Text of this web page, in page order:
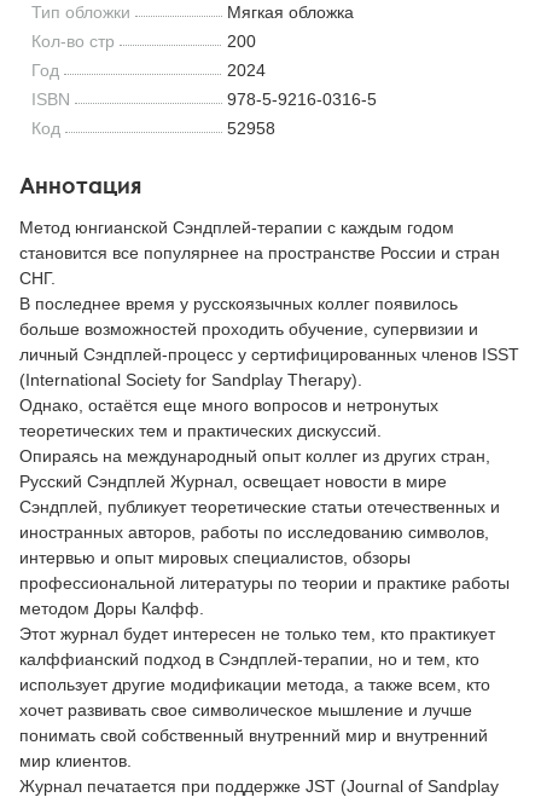
Тип обложки
Мягкая обложка
Кол-во стр
200
Год
2024
ISBN
978-5-9216-0316-5
Код
52958
Аннотация
Метод юнгианской Сэндплей-терапии с каждым годом
становится все популярнее на пространстве России и стран
СНГ.
В последнее время у русскоязычных коллег появилось
больше возможностей проходить обучение, супервизии и
личный Сэндплей-процесс у сертифицированных членов ISST
(International Society for Sandplay Therapy).
Однако, остаётся еще много вопросов и нетронутых
теоретических тем и практических дискуссий.
Опираясь на международный опыт коллег из других стран,
Русский Сэндплей Журнал, освещает новости в мире
Сэндплей, публикует теоретические статьи отечественных и
иностранных авторов, работы по исследованию символов,
интервью и опыт мировых специалистов, обзоры
профессиональной литературы по теории и практике работы
методом Доры Калфф.
Этот журнал будет интересен не только тем, кто практикует
калффианский подход в Сэндплей-терапии, но и тем, кто
использует другие модификации метода, а также всем, кто
хочет развивать свое символическое мышление и лучше
понимать свой собственный внутренний мир и внутренний
мир клиентов.
Журнал печатается при поддержке JST (Journal of Sandplay